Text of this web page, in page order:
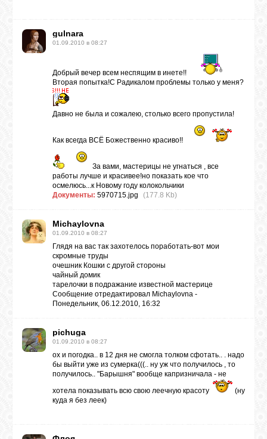
FACEBOOK
gulnara
01.09.2010 в 08:27
Добрый вечер всем неспящим в инете!!
Вторая попытка!С Радикалом проблемы только у меня?
Давно не была и сожалею, столько всего пропустила!
Как всегда ВСЁ Божественно красиво!!
За вами, мастерицы не угнаться , все
работы лучше и красивее!но показать кое что
осмелюсь...к Новому году колокольчики
Документы: 5970715.jpg (177.8 Kb)
Michaylovna
01.09.2010 в 08:27
Глядя на вас так захотелось поработать-вот мои
скромные труды
очешник Кошки с другой стороны
чайный домик
тарелочки в подражание известной мастерице
Сообщение отредактировал Michaylovna -
Понедельник, 06.12.2010, 16:32
pichuga
01.09.2010 в 08:27
ох и погодка.. в 12 дня не смогла толком сфотать.. . надо
бы выйти уже из сумерка(((.. ну уж что получилось , то
получилось.. "Барышня" вообще капризничала - не
хотела показывать всю свою леечную красоту
(ну
куда я без леек)